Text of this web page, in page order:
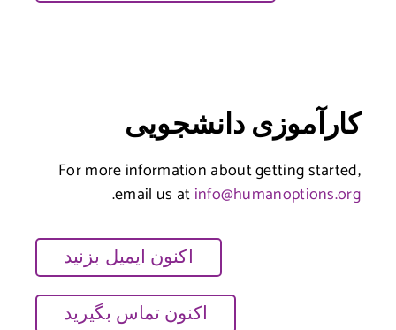
دانشجویی
For more information
email us at
.
اکنون تماس بگیرید